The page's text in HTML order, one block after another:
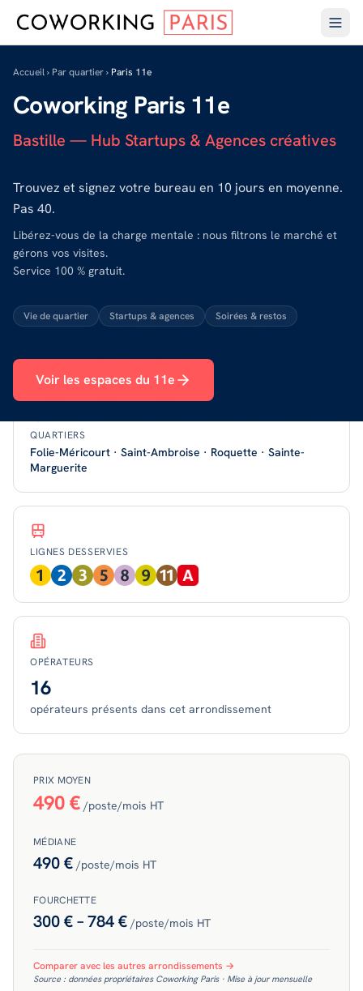
Accueil› Par quartier› Paris 11e
Coworking Paris 11e
Bastille — Hub Startups & Agences créatives
Trouvez et signez votre bureau en 10 jours en moyenne.
Pas 40.
Libérez-vous de la charge mentale : nous filtrons le marché et
gérons vos visites.
Service 100 % gratuit.
Vie de quartier Startups & agences Soirées & restos
Voir les espaces du 11e
QUARTIERS
Folie-Méricourt · Saint-Ambroise · Roquette · Sainte-
Marguerite
LIGNES DESSERVIES
OPÉRATEURS
16
opérateurs présents dans cet arrondissement
PRIX MOYEN
490 € /poste/mois HT
MÉDIANE
490 € /poste/mois HT
FOURCHETTE
300 €–784 € /poste/mois HT
Comparer avec les autres arrondissements →
Source : données propriétaires Coworking Paris · Mise à jour mensuelle